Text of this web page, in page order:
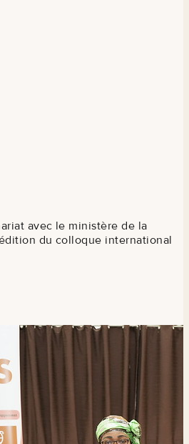
avec le ministère de la
du colloque international